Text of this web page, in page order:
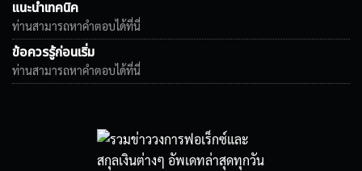
แนะนำเทคนิค
ท่านสามารถหาคำตอบได้ที่นี่
ข้อควรรู้ก่อนเริ่ม
ท่านสามารถหาคำตอบได้ที่นี่